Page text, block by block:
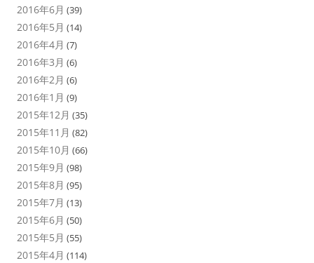
2016年6月 (39)
2016年5月 (14)
2016年4月 (7)
2016年3月 (6)
2016年2月 (6)
2016年1月 (9)
2015年12月 (35)
2015年11月 (82)
2015年10月 (66)
2015年9月 (98)
2015年8月 (95)
2015年7月 (13)
2015年6月 (50)
2015年5月 (55)
2015年4月 (114)